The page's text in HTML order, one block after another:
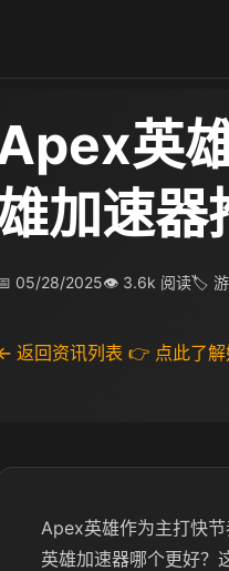
英
加速器
05/28/2025👁 3.6k 阅读🏷 游
返回资讯列表 👉 点此了
Apex英雄作为主打快
英雄加速器哪个更好？